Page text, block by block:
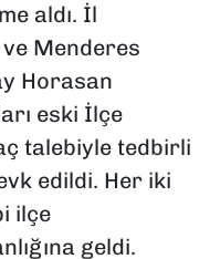
aldı. İl
Menderes
Horasan
eski İlçe
talebiyle tedbirli
edildi. Her iki
ilçe
geldi.